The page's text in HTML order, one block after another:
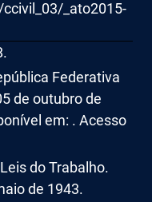
_ato2015-
Federativa
de outubro de
em: . Acesso
do Trabalho.
de 1943.